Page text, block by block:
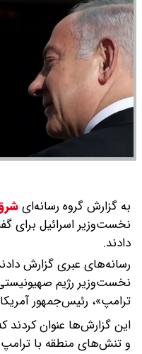
به گزارش گروه رسانه‌ای
نخست‌وزیر اسرائیل برای
دادند.
رسانه‌های عبری گزارش
نخست‌وزیر رژیم
ترامپ»، رئیس‌جمهور
این گزارش‌ها عنوان کردند
و تنش‌های منطقه با